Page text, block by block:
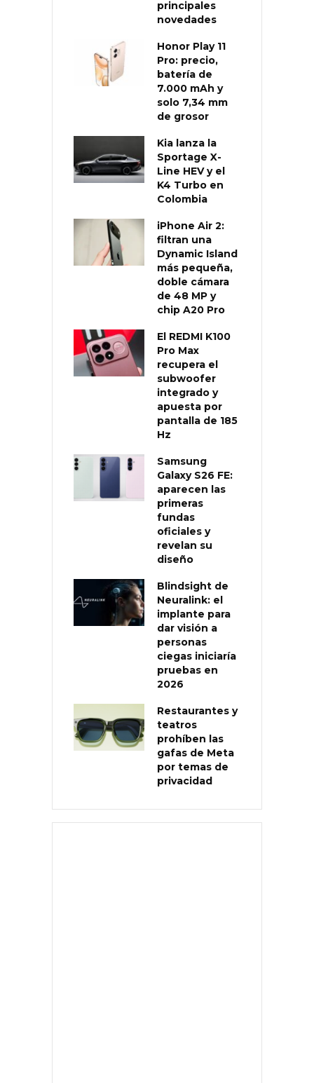
principales
novedades
Honor Play 11
Pro: precio,
batería de
7.000 mAh y
solo 7,34 mm
de grosor
Kia lanza la
Sportage X-
Line HEV y el
K4 Turbo en
Colombia
iPhone Air 2:
filtran una
Dynamic Island
más pequeña,
doble cámara
de 48 MP y
chip A20 Pro
El REDMI K100
Pro Max
recupera el
subwoofer
integrado y
apuesta por
pantalla de 185
Hz
Samsung
Galaxy S26 FE:
aparecen las
primeras
fundas
oficiales y
revelan su
diseño
Blindsight de
Neuralink: el
implante para
dar visión a
personas
ciegas iniciaría
pruebas en
2026
Restaurantes y
teatros
prohíben las
gafas de Meta
por temas de
privacidad